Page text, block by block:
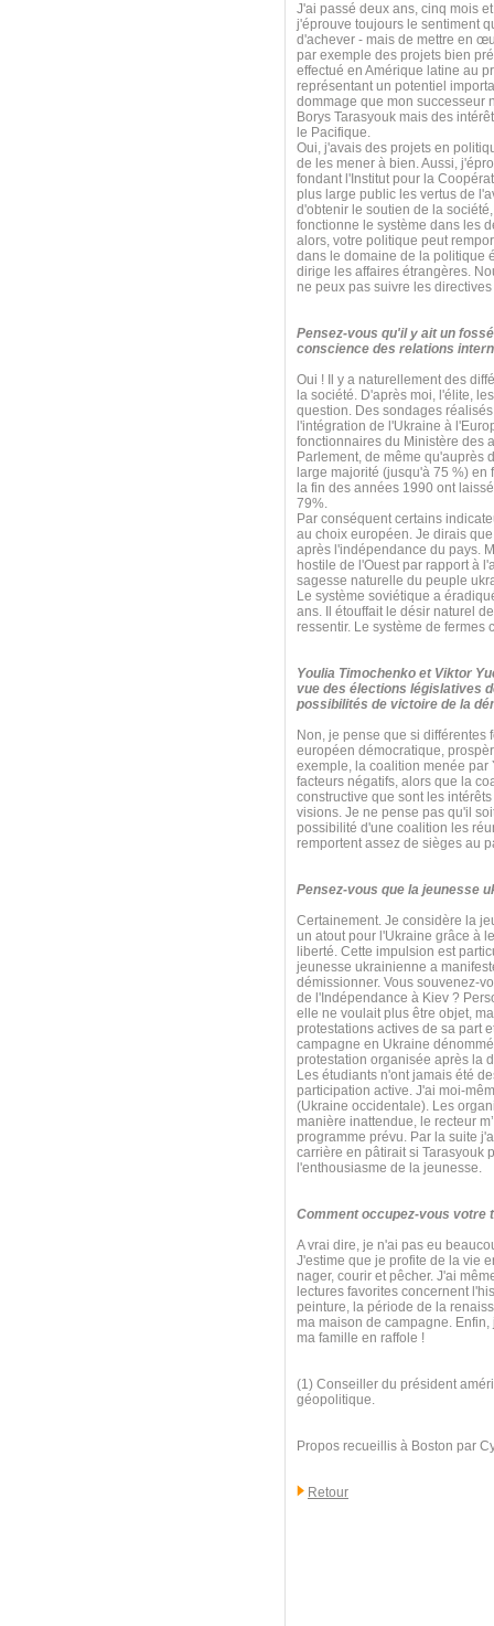
J'ai passé deux ans, cinq mois
j'éprouve toujours le sentiment
d'achever - mais de mettre en
par exemple des projets bien
effectué en Amérique latine au
représentant un potentiel
dommage que mon successeur
Borys Tarasyouk mais des
le Pacifique.
Oui, j'avais des projets en
de les mener à bien. Aussi,
fondant l'Institut pour la
plus large public les vertus de
d'obtenir le soutien de la
fonctionne le système dans les
alors, votre politique peut
dans le domaine de la politique
dirige les affaires étrangères.
ne peux pas suivre les
Pensez-vous qu'il y ait un
conscience des relations
Oui ! Il y a naturellement des
la société. D'après moi, l'élite,
question. Des sondages
l'intégration de l'Ukraine à
fonctionnaires du Ministère des
Parlement, de même qu'auprès
large majorité (jusqu'à 75 %)
la fin des années 1990 ont
79%.
Par conséquent certains
au choix européen. Je dirais
après l'indépendance du pays.
hostile de l'Ouest par rapport à
sagesse naturelle du peuple
Le système soviétique a
ans. Il étouffait le désir naturel
ressentir. Le système de
Youlia Timochenko et Viktor
vue des élections législatives
possibilités de victoire de la
Non, je pense que si différentes
européen démocratique,
exemple, la coalition menée par
facteurs négatifs, alors que la
constructive que sont les
visions. Je ne pense pas qu'il
possibilité d'une coalition les
remportent assez de sièges au
Pensez-vous que la jeunesse
Certainement. Je considère la
un atout pour l'Ukraine grâce à
liberté. Cette impulsion est
jeunesse ukrainienne a
démissionner. Vous souvenez-
de l'Indépendance à Kiev ?
elle ne voulait plus être objet,
protestations actives de sa part
campagne en Ukraine
protestation organisée après la
Les étudiants n'ont jamais été
participation active. J'ai moi-
(Ukraine occidentale). Les
manière inattendue, le recteur
programme prévu. Par la suite
carrière en pâtirait si Tarasyouk
l'enthousiasme de la jeunesse.
Comment occupez-vous votre
A vrai dire, je n'ai pas eu
J'estime que je profite de la vie
nager, courir et pêcher. J'ai
lectures favorites concernent
peinture, la période de la
ma maison de campagne.
ma famille en raffole !
(1) Conseiller du président
géopolitique.
Propos recueillis à Boston par
Retour